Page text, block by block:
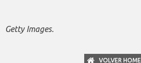
Getty Images.
VOLVER HOME